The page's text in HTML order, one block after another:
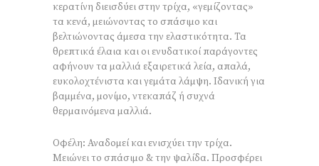
κερατίνη διεισδύει στην τρίχα, «γεμίζοντας»
τα κενά, μειώνοντας το σπάσιμο και
βελτιώνοντας άμεσα την ελαστικότητα. Τα
θρεπτικά έλαια και οι ενυδατικοί παράγοντες
αφήνουν τα μαλλιά εξαιρετικά λεία, απαλά,
ευκολοχτένιστα και γεμάτα λάμψη. Ιδανική για
βαμμένα, μονίμο, ντεκαπάζ ή συχνά
θερμαινόμενα μαλλιά.
Οφέλη: Αναδομεί και ενισχύει την τρίχα.
Μειώνει το σπάσιμο & την ψαλίδα. Προσφέρει